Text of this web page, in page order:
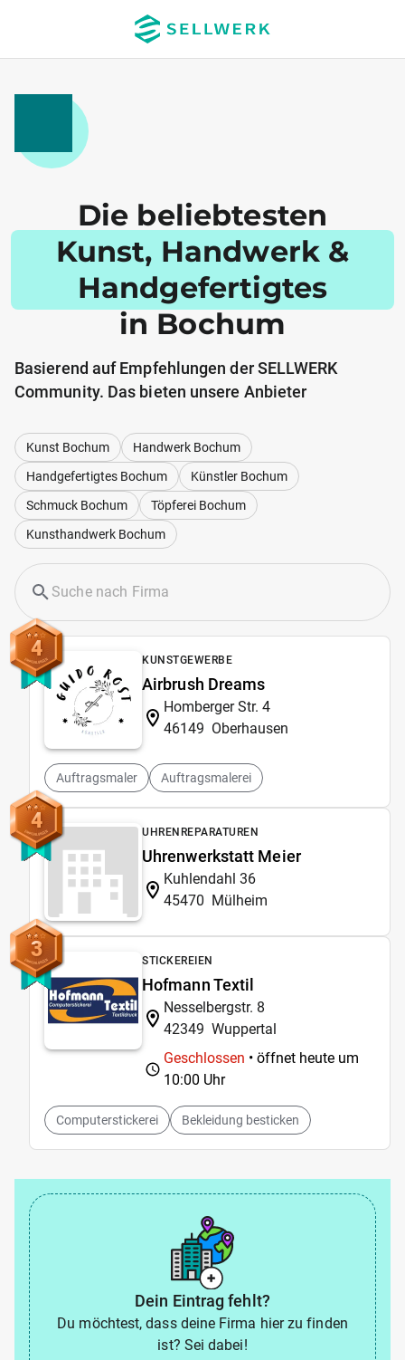
Die beliebtesten
Kunst, Handwerk &
Handgefertigtes
in Bochum
Basierend auf Empfehlungen der SELLWERK
Community. Das bieten unsere Anbieter
Kunst Bochum
Handwerk Bochum
Handgefertigtes Bochum
Künstler Bochum
Schmuck Bochum
Töpferei Bochum
Kunsthandwerk Bochum
4 KUNSTGEWERBE
Airbrush Dreams
Homberger Str. 4
46149 Oberhausen
Auftragsmaler Auftragsmalerei
4 UHRENREPARATUREN
Uhrenwerkstatt Meier
Kuhlendahl 36
45470 Mülheim
3 STICKEREIEN
Hofmann Textil
Nesselbergstr. 8
42349 Wuppertal
Geschlossen • öffnet heute um
10:00 Uhr
Computerstickerei Bekleidung besticken
Dein Eintrag fehlt?
Du möchtest, dass deine Firma hier zu finden
ist? Sei dabei!